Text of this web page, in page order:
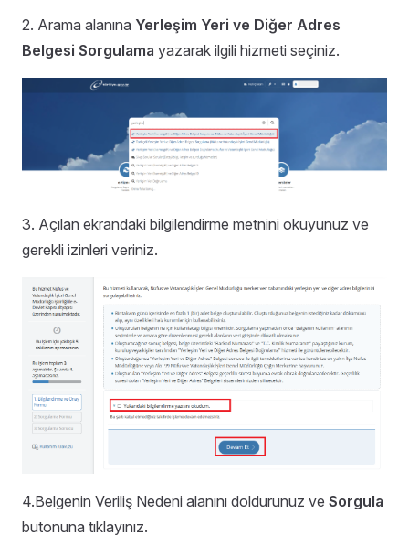
2. Arama alanına Yerleşim Yeri ve Diğer Adres
Belgesi Sorgulama yazarak ilgili hizmeti seçiniz.
3. Açılan ekrandaki bilgilendirme metnini okuyunuz ve
gerekli izinleri veriniz.
4.Belgenin Veriliş Nedeni alanını doldurunuz ve Sorgula
butonuna tıklayınız.